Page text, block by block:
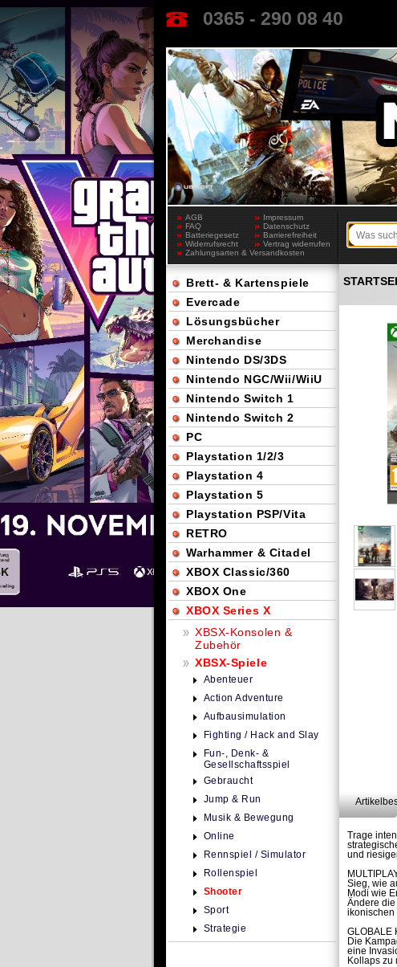
0365 - 290 08 40
AGB
Impressum
FAQ
Datenschutz
Batteriegesetz
Barrierefreiheit
Widerrufsrecht
Vertrag widerrufen
Zahlungsarten & Versandkosten
Trage
und
Sieg, wie
Modi wie
Ändere
ikonischen
GLOBALE
Die
eine
Kollaps zu
Brett- & Kartenspiele
Evercade
Lösungsbücher
Merchandise
Nintendo DS/3DS
Nintendo NGC/Wii/WiiU
Nintendo Switch 1
Nintendo Switch 2
PC
Playstation 1/2/3
Playstation 4
Playstation 5
Playstation PSP/Vita
RETRO
Warhammer & Citadel
XBOX Classic/360
XBOX One
XBOX Series X
XBSX-Konsolen &
Zubehör
XBSX-Spiele
Abenteuer
Action Adventure
Aufbausimulation
Fighting / Hack and Slay
Fun-, Denk- &
Gesellschaftsspiel
Gebraucht
Jump & Run
Musik & Bewegung
Online
Rennspiel / Simulator
Rollenspiel
Shooter
Sport
Strategie